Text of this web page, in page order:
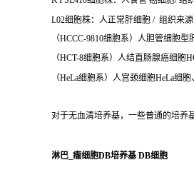
L02细胞株：人正常肝细胞 / 组织来
（HCCC-9810细胞系）人胆管细胞
（HCT-8细胞系）人结直肠腺癌细胞
（HeLa细胞系）人宫颈细胞HeLa细
对于无血清培养基，一些普通的培养
淋巴_瘤细胞DB培养基 DB细胞